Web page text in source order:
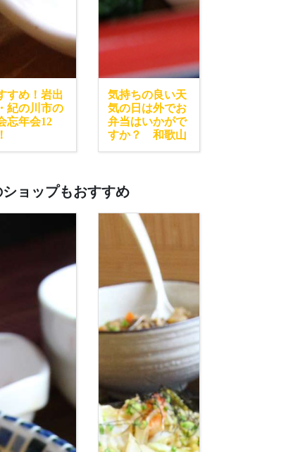
すめ！岩出
紀の川市の
忘年会12
気持ちの良い天
気の日は外でお
弁当はいかがで
すか？ 和歌山
ショップもおすすめ